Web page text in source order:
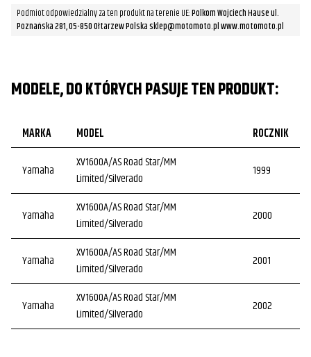
Podmiot odpowiedzialny za ten produkt na terenie UE:Polkom Wojciech Hause ul.
Poznańska 281, 05-850 Ołtarzew Polska sklep@motomoto.pl www.motomoto.pl
MODELE, DO KTÓRYCH PASUJE TEN PRODUKT:
MARKA MODEL ROCZNIK
Yamaha
XV1600A/AS Road Star/MM
Limited/Silverado
1999
Yamaha
XV1600A/AS Road Star/MM
Limited/Silverado
2000
Yamaha
XV1600A/AS Road Star/MM
Limited/Silverado
2001
Yamaha
XV1600A/AS Road Star/MM
Limited/Silverado
2002